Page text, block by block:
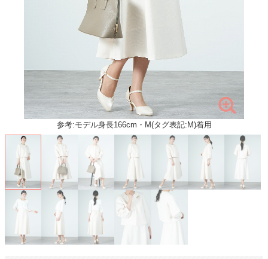
参考:モデル身長166cm・M(タグ表記:M)着用